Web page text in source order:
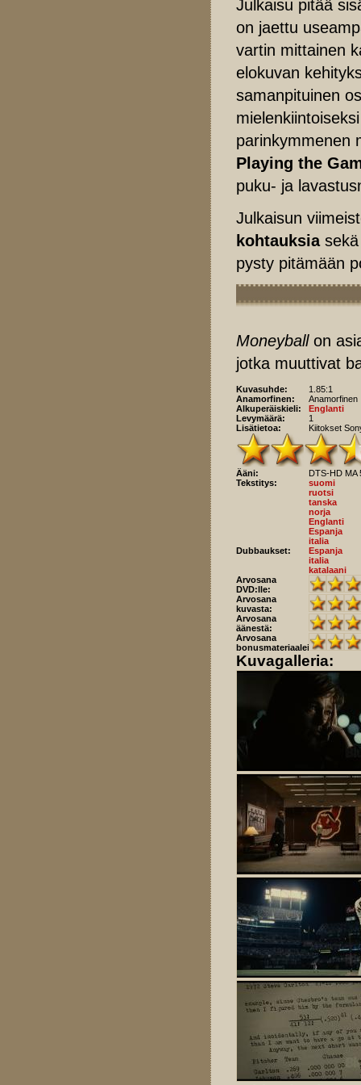
Julkaisu pitää
on jaettu
vartin mittainen
elokuvan
samanpituinen
parinkymmenen
Playing the
puku- ja
Julkaisun
kohtauksiasekä
pysty pitämään
Moneyballon
jotka muuttivat
Kuvasuhde:
1.85:1
Anamorfinen:
Anamorfinen
Alkuperäiskieli:
Englanti
Levymäärä:
1
Lisätietoa:
Kiitokset
Ääni:
DTS-HD MA
Tekstitys:
suomi
ruotsi
tanska
norja
Englanti
Espanja
italia
Dubbaukset:
Espanja
italia
katalaani
Arvosana
DVD:lle:
Arvosana
kuvasta:
Arvosana
äänestä:
Arvosana
bonusmateriaaleista:
Kuvagalleria: